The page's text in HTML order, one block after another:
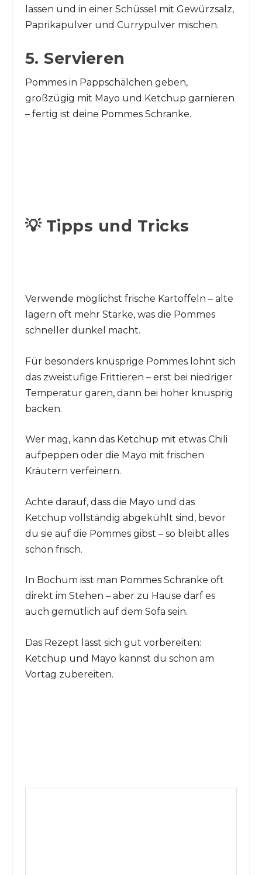
lassen und in einer Schüssel mit Gewürzsalz,
Paprikapulver und Currypulver mischen.
5. Servieren
Pommes in Pappschälchen geben,
großzügig mit Mayo und Ketchup garnieren
– fertig ist deine Pommes Schranke.
💡 Tipps und Tricks
Verwende möglichst frische Kartoffeln – alte
lagern oft mehr Stärke, was die Pommes
schneller dunkel macht.
Für besonders knusprige Pommes lohnt sich
das zweistufige Frittieren – erst bei niedriger
Temperatur garen, dann bei hoher knusprig
backen.
Wer mag, kann das Ketchup mit etwas Chili
aufpeppen oder die Mayo mit frischen
Kräutern verfeinern.
Achte darauf, dass die Mayo und das
Ketchup vollständig abgekühlt sind, bevor
du sie auf die Pommes gibst – so bleibt alles
schön frisch.
In Bochum isst man Pommes Schranke oft
direkt im Stehen – aber zu Hause darf es
auch gemütlich auf dem Sofa sein.
Das Rezept lässt sich gut vorbereiten:
Ketchup und Mayo kannst du schon am
Vortag zubereiten.